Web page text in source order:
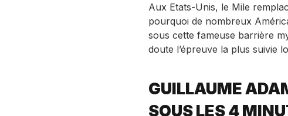
Aux Etats-Unis, le Mile
pourquoi de nombreux
sous cette fameuse barrière
doute l’épreuve la plus suivie
GUILLAUME
SOUS LES 4